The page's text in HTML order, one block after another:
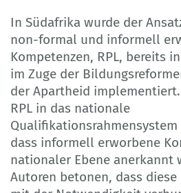
In Südafrika wurde der
non-formal und informell
Kompetenzen, RPL, bereits
im Zuge der
der Apartheid
RPL in das nationale
Qualifikationsrahmensystem
dass informell erworbene
nationaler Ebene anerkannt
Autoren betonen, dass